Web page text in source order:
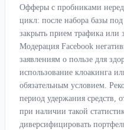
Офферы с пробниками
цикл: после набора базы
закрыть прием трафика или
Модерация Facebook
заявлениям о пользе для
использование клоакинга
обязательным условием.
период удержания средств,
при наличии такой
диверсифицировать